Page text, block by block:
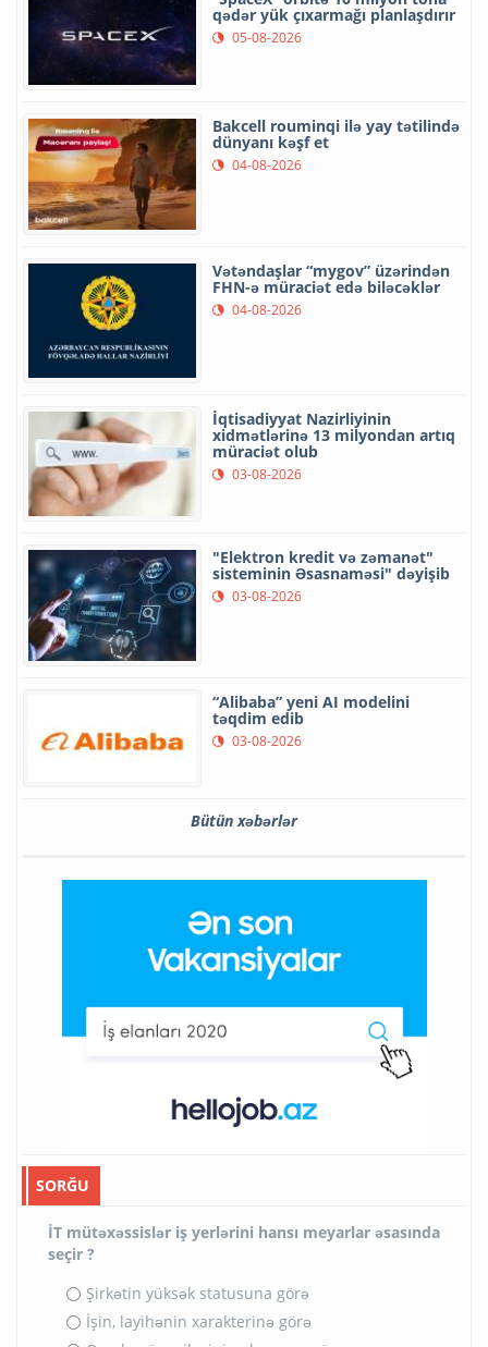
qədər yük çıxarmağı planlaşdırır
05-08-2026
Bakcell rouminqi ilə yay tətilində
dünyanı kəşf et
04-08-2026
Vətəndaşlar “mygov” üzərindən
FHN-ə müraciət edə biləcəklər
04-08-2026
İqtisadiyyat Nazirliyinin
xidmətlərinə 13 milyondan artıq
müraciət olub
03-08-2026
"Elektron kredit və zəmanət"
sisteminin Əsasnaməsi" dəyişib
03-08-2026
“Alibaba” yeni AI modelini
təqdim edib
03-08-2026
Bütün xəbərlər
SORĞU
İT mütəxəssislər iş yerlərini hansı meyarlar əsasında
seçir ?
Şirkətin yüksək statusuna görə
İşin, layihənin xarakterinə görə